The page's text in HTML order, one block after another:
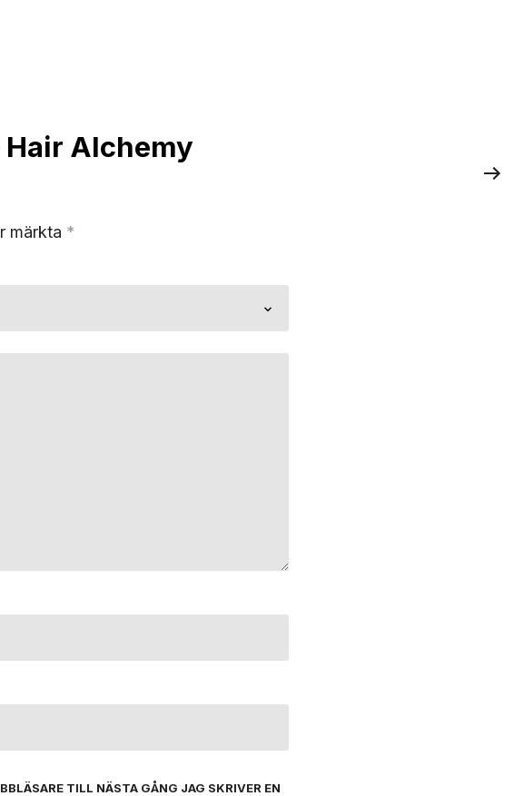
Alchemy
märkta *
TILL NÄSTA GÅNG JAG SKRIVER EN